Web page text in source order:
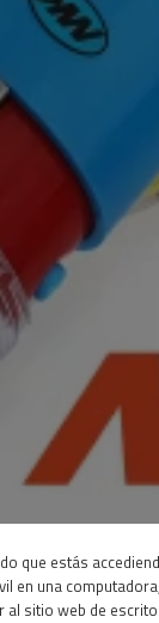
que estás
en una
al sitio web de